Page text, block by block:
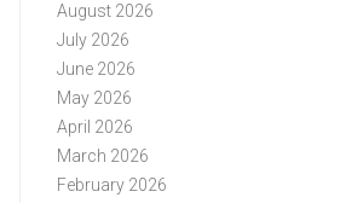
August 2026
July 2026
June 2026
May 2026
April 2026
March 2026
February 2026